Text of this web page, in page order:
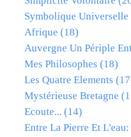
Symbolique Universelle
Afrique (18)
Auvergne Un Périple
Mes Philosophes (18)
Les Quatre Elements
Mystérieuse Bretagne
Ecoute... (14)
Entre La Pierre Et